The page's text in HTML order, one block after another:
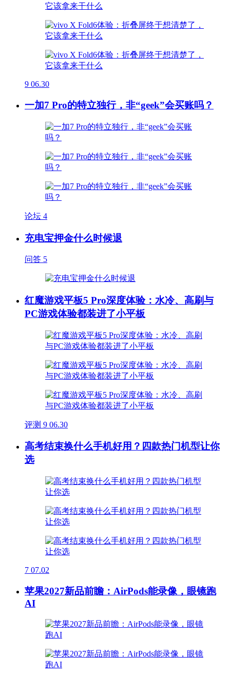
9 06.30
一加7 Pro的特立独行，非“geek”会买账吗？
论坛 4
充电宝押金什么时候退
问答 5
红魔游戏平板5 Pro深度体验：水冷、高刷与
PC游戏体验都装进了小平板
评测 9 06.30
高考结束换什么手机好用？四款热门机型让你
选
7 07.02
苹果2027新品前瞻：AirPods能录像，眼镜跑
AI